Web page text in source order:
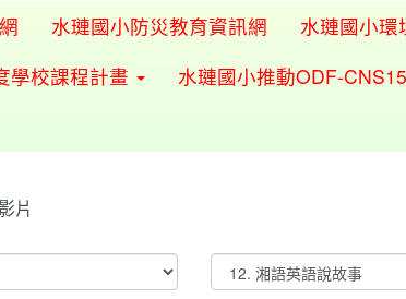
水璉國小防災教育資訊網 水璉國小環
學校課程計畫 水璉國小推動ODF-
片